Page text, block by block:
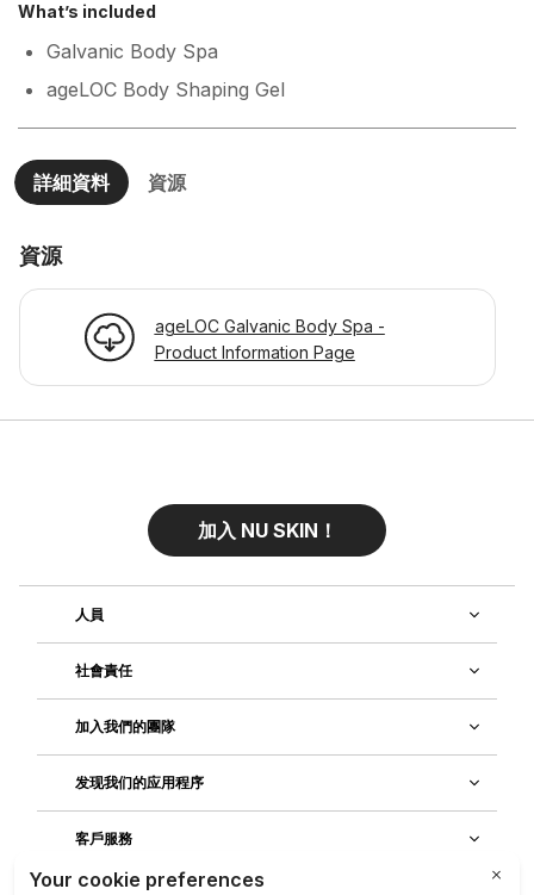
What’s included
Galvanic Body Spa
ageLOC Body Shaping Gel
詳細資料 資源
資源
ageLOC Galvanic Body Spa -
Product Information Page
加入 NU SKIN！
人員
社會責任
加入我們的團隊
发现我们的应用程序
客戶服務